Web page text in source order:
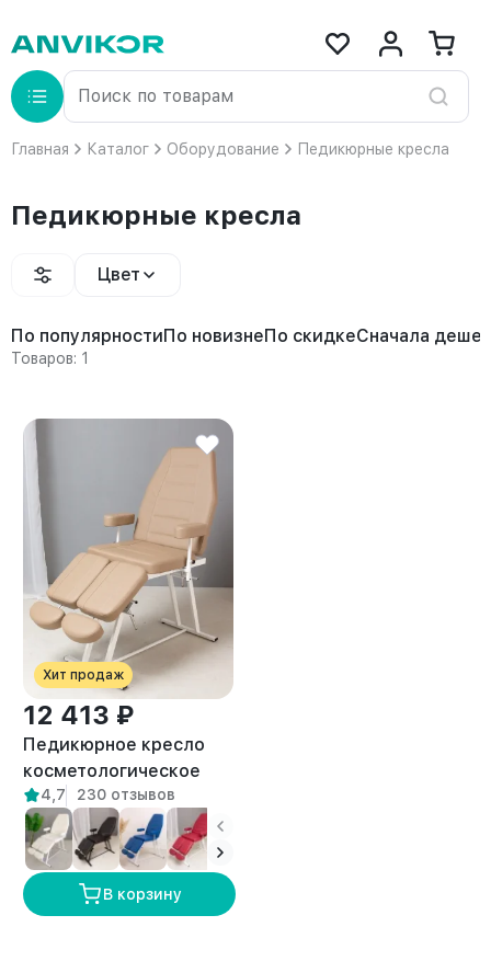
Главная Каталог Оборудование Педикюрные кресла
Педикюрные кресла
Цвет
По популярностиПо новизнеПо скидкеСначала
Товаров: 1
Хит продаж
12 413 ₽
Педикюрное кресло
косметологическое
Нева бежевое
4,7 230 отзывов
В корзину